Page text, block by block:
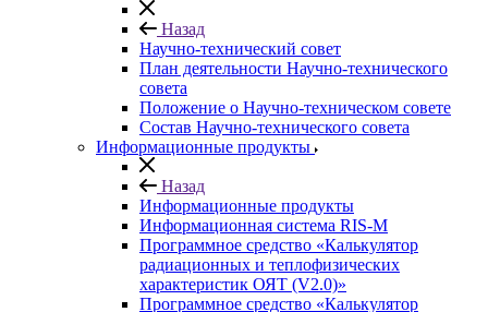
Назад
Научно-технический совет
План деятельности Научно-технического
совета
Положение о Научно-техническом совете
Состав Научно-технического совета
Информационные продукты
Назад
Информационные продукты
Информационная система RIS-M
Программное средство «Калькулятор
радиационных и теплофизических
характеристик ОЯТ (V2.0)»
Программное средство «Калькулятор